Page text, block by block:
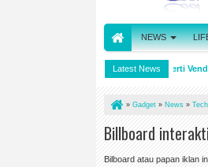
NEWS
Latest News
Mobil Seperti
» Gadget » News »
Billboard
Bilboard atau papan iklan